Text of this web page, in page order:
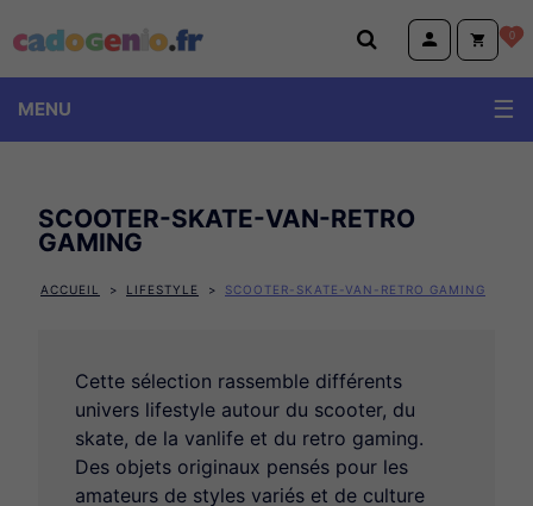
Cadogenio.fr 0
MENU
SCOOTER-SKATE-VAN-RETRO
GAMING
ACCUEIL LIFESTYLE SCOOTER-SKATE-VAN-RETRO GAMING
Cette sélection rassemble différents
univers lifestyle autour du scooter, du
skate, de la vanlife et du retro gaming.
Des objets originaux pensés pour les
amateurs de styles variés et de culture